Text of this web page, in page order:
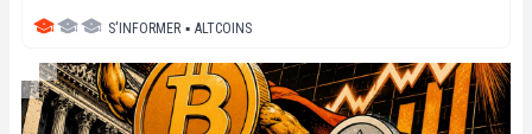
S'INFORMER ▪ ALTCOINS